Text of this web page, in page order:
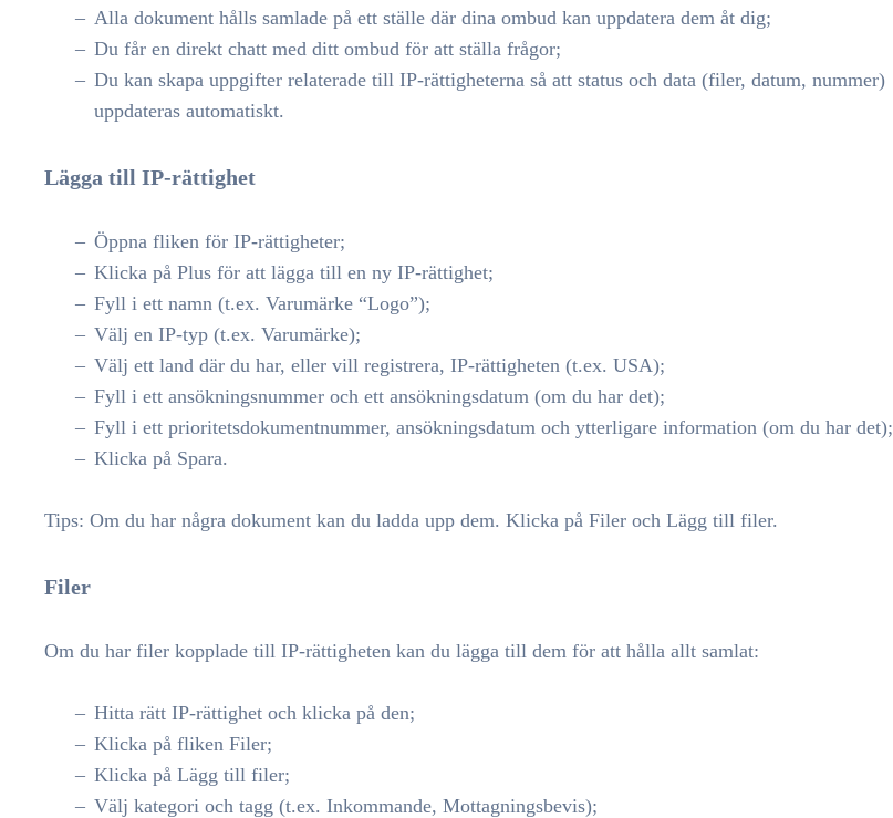
Alla dokument hålls samlade på ett ställe där dina ombud kan uppdatera dem åt dig;
Du får en direkt chatt med ditt ombud för att ställa frågor;
Du kan skapa uppgifter relaterade till IP-rättigheterna så att status och data (filer, datum, nummer)
uppdateras automatiskt.
Lägga till IP-rättighet
Öppna fliken för IP-rättigheter;
Klicka på Plus för att lägga till en ny IP-rättighet;
Fyll i ett namn (t.ex. Varumärke “Logo”);
Välj en IP-typ (t.ex. Varumärke);
Välj ett land där du har, eller vill registrera, IP-rättigheten (t.ex. USA);
Fyll i ett ansökningsnummer och ett ansökningsdatum (om du har det);
Fyll i ett prioritetsdokumentnummer, ansökningsdatum och ytterligare information (om du har det);
Klicka på Spara.
Tips: Om du har några dokument kan du ladda upp dem. Klicka på Filer och Lägg till filer.
Filer
Om du har filer kopplade till IP-rättigheten kan du lägga till dem för att hålla allt samlat:
Hitta rätt IP-rättighet och klicka på den;
Klicka på fliken Filer;
Klicka på Lägg till filer;
Välj kategori och tagg (t.ex. Inkommande, Mottagningsbevis);